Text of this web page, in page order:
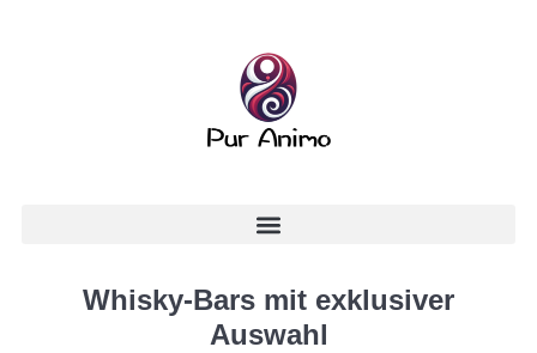
Whisky-Bars mit exklusiver
Auswahl